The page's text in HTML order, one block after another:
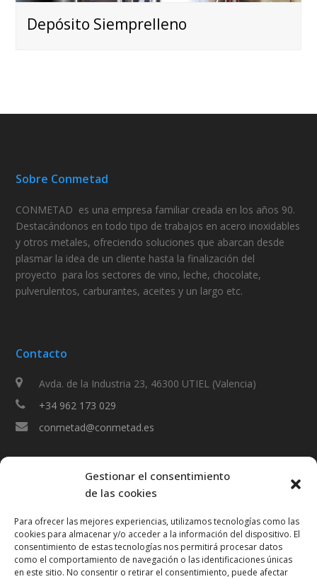
Gestionar el consentimiento
de las cookies
Para ofrecer las mejores experiencias, utilizamos tecnologías como las
cookies para almacenar y/o acceder a la información del dispositivo. El
consentimiento de estas tecnologías nos permitirá procesar datos
como el comportamiento de navegación o las identificaciones únicas
en este sitio. No consentir o retirar el consentimiento, puede afectar
Depósito Siemprelleno
Sobre Conmetad
CONMETAD es una empresa familiar creada en los años 90.
Destacándonos en todo tipo de trabajos en acero inoxidables
y otros metales, ofreciendo soluciones que abarcan desde
plasmar la idea de un cliente hasta la finalización del
proyecto para los sectores de vino, leche, chocolate,
pulverulentos, carburantes, aceites y un largo etc.
Contacto
Avda. de la Industria 23, 46300 UTIEL (Valencia)
+34 962 173 029
conmetad@conmetad.es
Política de Privacidad
Política de cookies (UE)